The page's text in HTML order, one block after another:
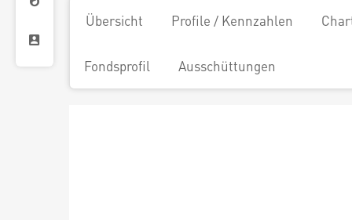
Übersicht Profile / Kennzahlen
Fondsprofil Ausschüttungen